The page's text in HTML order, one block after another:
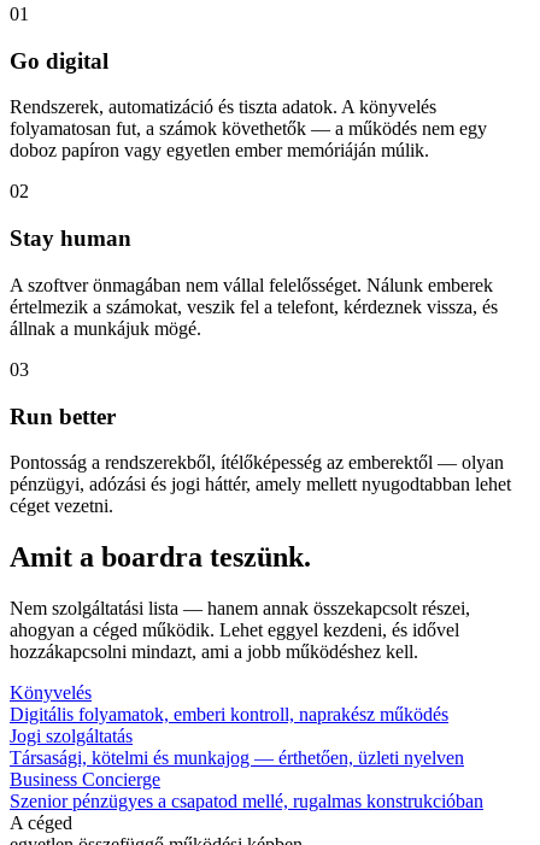
01
Go digital
Rendszerek, automatizáció és tiszta adatok. A könyvelés
folyamatosan fut, a számok követhetők — a működés nem egy
doboz papíron vagy egyetlen ember memóriáján múlik.
02
Stay human
A szoftver önmagában nem vállal felelősséget. Nálunk emberek
értelmezik a számokat, veszik fel a telefont, kérdeznek vissza, és
állnak a munkájuk mögé.
03
Run better
Pontosság a rendszerekből, ítélőképesség az emberektől — olyan
pénzügyi, adózási és jogi háttér, amely mellett nyugodtabban lehet
céget vezetni.
Amit a boardra teszünk.
Nem szolgáltatási lista — hanem annak összekapcsolt részei,
ahogyan a céged működik. Lehet eggyel kezdeni, és idővel
hozzákapcsolni mindazt, ami a jobb működéshez kell.
Könyvelés
Digitális folyamatok, emberi kontroll, naprakész működés
Jogi szolgáltatás
Társasági, kötelmi és munkajog — érthetően, üzleti nyelven
Business Concierge
Szenior pénzügyes a csapatod mellé, rugalmas konstrukcióban
A céged